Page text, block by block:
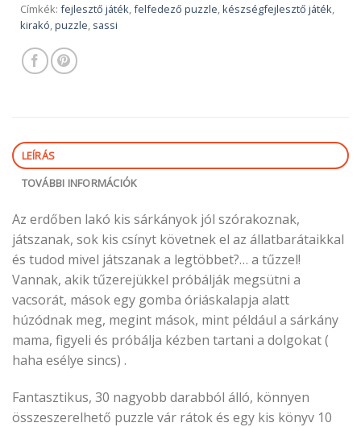
Címkék: fejlesztő játék,felfedező puzzle,készségfejlesztő játék,
kirakó,puzzle, sassi
LEÍRÁS
TOVÁBBI INFORMÁCIÓK
Az erdőben lakó kis sárkányok jól szórakoznak,
játszanak, sok kis csínyt követnek el az állatbarátaikkal
és tudod mivel játszanak a legtöbbet?… a tűzzel!
Vannak, akik tűzerejükkel próbálják megsütni a
vacsorát, mások egy gomba óriáskalapja alatt
húzódnak meg, megint mások, mint például a sárkány
mama, figyeli és próbálja kézben tartani a dolgokat (
haha esélye sincs) .
Fantasztikus, 30 nagyobb darabból álló, könnyen
összeszerelhető puzzle vár rátok és egy kis könyv 10